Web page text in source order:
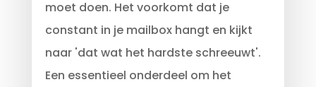
moet doen. Het voorkomt dat je
constant in je mailbox hangt en kijkt
naar 'dat wat het hardste schreeuwt'.
Een essentieel onderdeel om het